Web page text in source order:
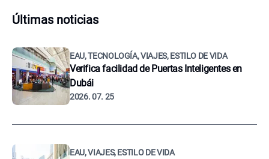
Últimas noticias
EAU, TECNOLOGÍA, VIAJES, ESTILO DE VIDA
Verifica facilidad de Puertas Inteligentes en
Dubái
2026. 07. 25
EAU, VIAJES, ESTILO DE VIDA